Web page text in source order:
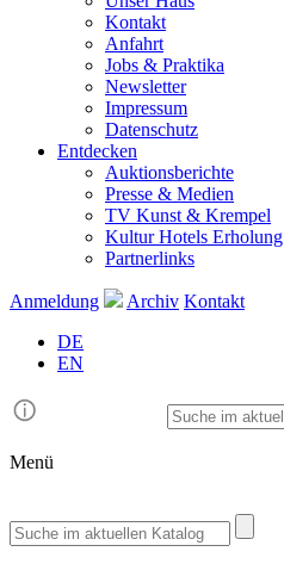
Kontakt
Anfahrt
Jobs & Praktika
Newsletter
Impressum
Datenschutz
Entdecken
Auktionsberichte
Presse & Medien
TV Kunst & Krempel
Kultur Hotels Erholung
Partnerlinks
Anmeldung Archiv Kontakt
DE
EN
Menü